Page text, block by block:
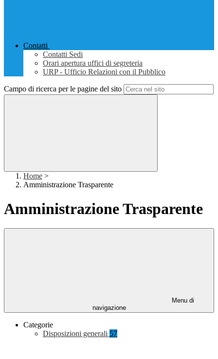
Contatti
Contatti Sedi
Orari apertura uffici di segreteria
URP - Ufficio Relazioni con il Pubblico
Campo di ricerca per le pagine del sito
Home >
Amministrazione Trasparente
Amministrazione Trasparente
Menu di
navigazione
Categorie
Disposizioni generali 57